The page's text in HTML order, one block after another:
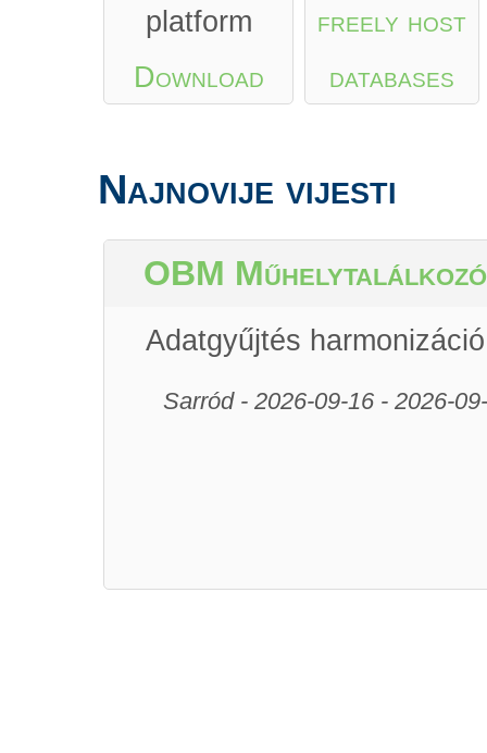
platform
Download
PlayorApp
Store
freely host
databases
Najnovije vijesti
OBM Műhelytalálkozó
Adatgyűjtés harmonizáció
Sarród - 2026-09-16 - 2026-